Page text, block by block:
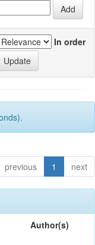
In order
previous 1 next
Author(s)